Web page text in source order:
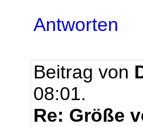
Antworten
Beitrag von
08:01.
Re: Größe